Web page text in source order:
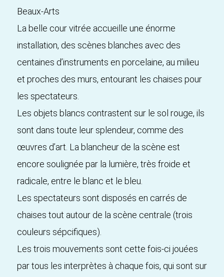
Beaux-Arts
La belle cour vitrée accueille une énorme
installation, des scènes blanches avec des
centaines d’instruments en porcelaine, au milieu
et proches des murs, entourant les chaises pour
les spectateurs.
Les objets blancs contrastent sur le sol rouge, ils
sont dans toute leur splendeur, comme des
œuvres d’art. La blancheur de la scène est
encore soulignée par la lumière, très froide et
radicale, entre le blanc et le bleu.
Les spectateurs sont disposés en carrés de
chaises tout autour de la scène centrale (trois
couleurs sépcifiques).
Les trois mouvements sont cette fois-ci jouées
par tous les interprètes à chaque fois, qui sont sur